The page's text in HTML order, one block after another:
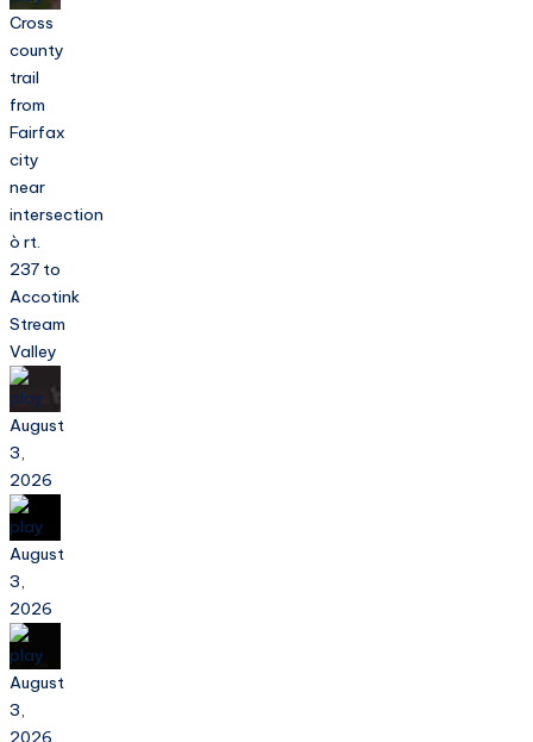
Cross
county
trail
from
Fairfax
city
near
intersection
ò rt.
237 to
Accotink
Stream
Valley
August
3,
2026
August
3,
2026
August
3,
2026